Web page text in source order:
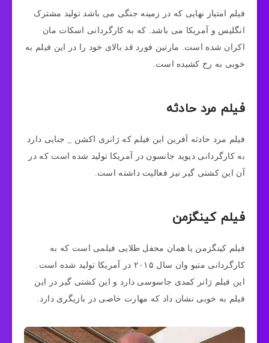
فیلم امتیاز نهایی که در زمینه جنگی می باشد تولید مشترک
انگلیس و آمریکا می باشد. که به کارگردانی اسکات مان
اکران شده است. مارتین فورد قد بالای خود را در این فیلم به
خوبی به رخ کشیده است.
فیلم مرد حادثه
فیلم مرد حادثه آفرین این فیلم که ژانری اکشن _ جنایی دارد
به کارگردانی دیوید جانسون در آمریکا تولید شده است که در
آن این کشتی گیر نیز فعالیت داشته است.
فیلم کینگزمن
فیلم کینگزمن یا همان محفل طلایی فیلمی است که به
کارگردانی متیو وان سال ۲۰۱۵ در آمریکا تولید شده است.
این فیلم ژانر کمدی جاسوسی دارد و این کشتی گیر در این
فیلم به خوبی نشان داد که مهارت خاصی در بازیگری دارد.